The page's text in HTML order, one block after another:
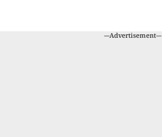
---Advertisement---